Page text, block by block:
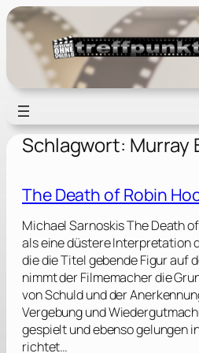
Zum
Inhalt
springen
Schlagwort: Murray
The Death of Robin
Michael Sarnoskis The Death
als eine düstere Interpretation
die die Titel gebende Figur auf
nimmt der Filmemacher die
von Schuld und der
Vergebung und
gespielt und ebenso gelungen
richtet…